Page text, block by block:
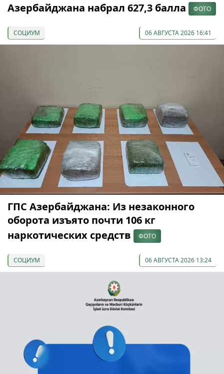
Азербайджана набрал 627,3 балла
ФОТО
СОЦИУМ 06 АВГУСТА 2026 16:41
ГПС Азербайджана: Из незаконного
оборота изъято почти 106 кг
наркотических средств
ФОТО
СОЦИУМ 06 АВГУСТА 2026 13:24